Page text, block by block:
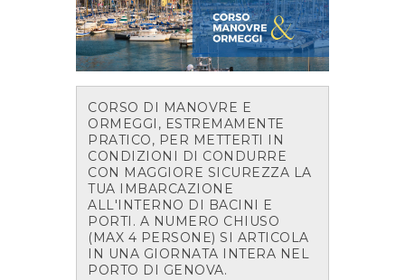
CORSO DI MANOVRE E
ORMEGGI, ESTREMAMENTE
PRATICO, PER METTERTI IN
CONDIZIONI DI CONDURRE
CON MAGGIORE SICUREZZA LA
TUA IMBARCAZIONE
ALL'INTERNO DI BACINI E
PORTI. A NUMERO CHIUSO
(MAX 4 PERSONE) SI ARTICOLA
IN UNA GIORNATA INTERA NEL
PORTO DI GENOVA.